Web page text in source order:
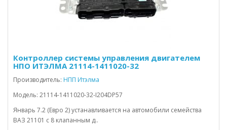
Контроллер системы управления двигателем
НПО ИТЭЛМА 21114-1411020-32
Производитель: НПП Итэлма
Модель: 21114-1411020-32-I204DP57
Январь 7.2 (Евро 2) устанавливается на автомобили семейства
ВАЗ 21101 с 8 клапанным д..